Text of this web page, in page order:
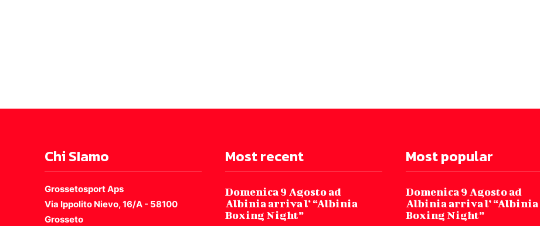
Chi SIamo
Grossetosport Aps
Via Ippolito Nievo, 16/A - 58100
Grosseto
Most recent
Domenica 9 Agosto ad
Albinia arriva l’ “Albinia
Boxing Night”
Most popular
Domenica 9 Agosto ad
Albinia arriva l’ “Albinia
Boxing Night”